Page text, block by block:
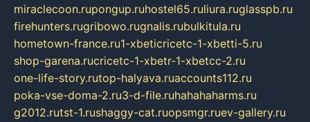
miraclecoon.rupongup.ruhostel65.ruliura.ruglasspb.ru
firehunters.rugribowo.rugnalis.rubulkitula.ru
hometown-france.ru1-xbeticricetc-1-xbetti-5.ru
shop-garena.rucricetc-1-xbetr-1-xbetcc-2.ru
one-life-story.rutop-halyava.ruaccounts112.ru
poka-vse-doma-2.ru3-d-file.ruhahahaharms.ru
g2012.rutst-1.rushaggy-cat.ruopsmgr.ruev-gallery.ru